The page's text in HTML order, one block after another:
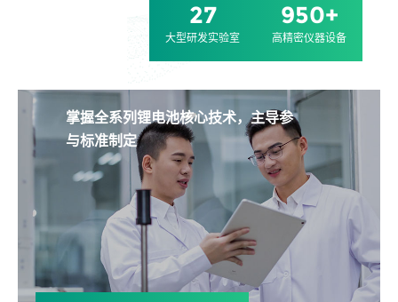
27
大型研发实验室
950+
高精密仪器设备
掌握全系列锂电池核心技术，主导参
与标准制定